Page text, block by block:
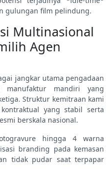
gulungan film pelindung.
Multinasional
Agen
jangkar utama pengadaan
manufaktur mandiri yang
Struktur kemitraan kami
yang stabil serta
berskala nasional.
hingga 4 warna
branding pada kemasan
tidak pudar saat terpapar